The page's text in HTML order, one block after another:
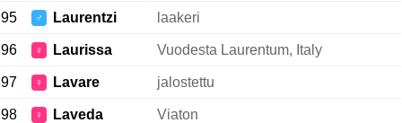
95 ♂ Laurentzi laakeri
96 ♀ Laurissa Vuodesta Laurentum, Italy
97 ♀ Lavare jalostettu
98 ♀ Laveda Viaton